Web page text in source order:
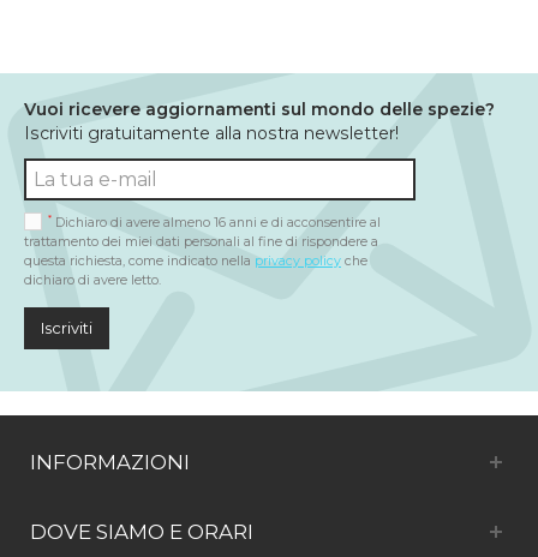
Vuoi ricevere aggiornamenti sul mondo delle spezie?
Iscriviti gratuitamente alla nostra newsletter!
* Dichiaro di avere almeno 16 anni e di acconsentire al
trattamento dei miei dati personali al fine di rispondere a
questa richiesta, come indicato nella privacy policy che
dichiaro di avere letto.
Iscriviti
INFORMAZIONI
DOVE SIAMO E ORARI